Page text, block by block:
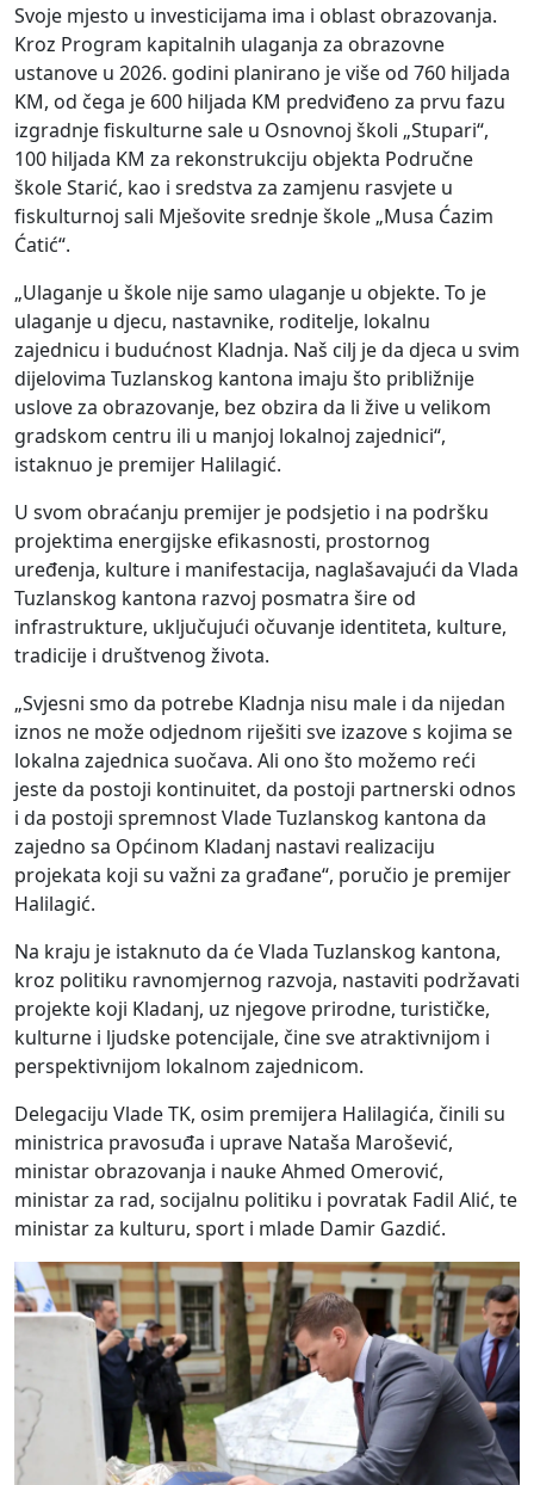
Svoje mjesto u investicijama ima i oblast obrazovanja.
Kroz Program kapitalnih ulaganja za obrazovne
ustanove u 2026. godini planirano je više od 760 hiljada
KM, od čega je 600 hiljada KM predviđeno za prvu fazu
izgradnje fiskulturne sale u Osnovnoj školi „Stupari“,
100 hiljada KM za rekonstrukciju objekta Područne
škole Starić, kao i sredstva za zamjenu rasvjete u
fiskulturnoj sali Mješovite srednje škole „Musa Ćazim
Ćatić“.
„Ulaganje u škole nije samo ulaganje u objekte. To je
ulaganje u djecu, nastavnike, roditelje, lokalnu
zajednicu i budućnost Kladnja. Naš cilj je da djeca u svim
dijelovima Tuzlanskog kantona imaju što približnije
uslove za obrazovanje, bez obzira da li žive u velikom
gradskom centru ili u manjoj lokalnoj zajednici“,
istaknuo je premijer Halilagić.
U svom obraćanju premijer je podsjetio i na podršku
projektima energijske efikasnosti, prostornog
uređenja, kulture i manifestacija, naglašavajući da Vlada
Tuzlanskog kantona razvoj posmatra šire od
infrastrukture, uključujući očuvanje identiteta, kulture,
tradicije i društvenog života.
„Svjesni smo da potrebe Kladnja nisu male i da nijedan
iznos ne može odjednom riješiti sve izazove s kojima se
lokalna zajednica suočava. Ali ono što možemo reći
jeste da postoji kontinuitet, da postoji partnerski odnos
i da postoji spremnost Vlade Tuzlanskog kantona da
zajedno sa Općinom Kladanj nastavi realizaciju
projekata koji su važni za građane“, poručio je premijer
Halilagić.
Na kraju je istaknuto da će Vlada Tuzlanskog kantona,
kroz politiku ravnomjernog razvoja, nastaviti podržavati
projekte koji Kladanj, uz njegove prirodne, turističke,
kulturne i ljudske potencijale, čine sve atraktivnijom i
perspektivnijom lokalnom zajednicom.
Delegaciju Vlade TK, osim premijera Halilagića, činili su
ministrica pravosuđa i uprave Nataša Marošević,
ministar obrazovanja i nauke Ahmed Omerović,
ministar za rad, socijalnu politiku i povratak Fadil Alić, te
ministar za kulturu, sport i mlade Damir Gazdić.